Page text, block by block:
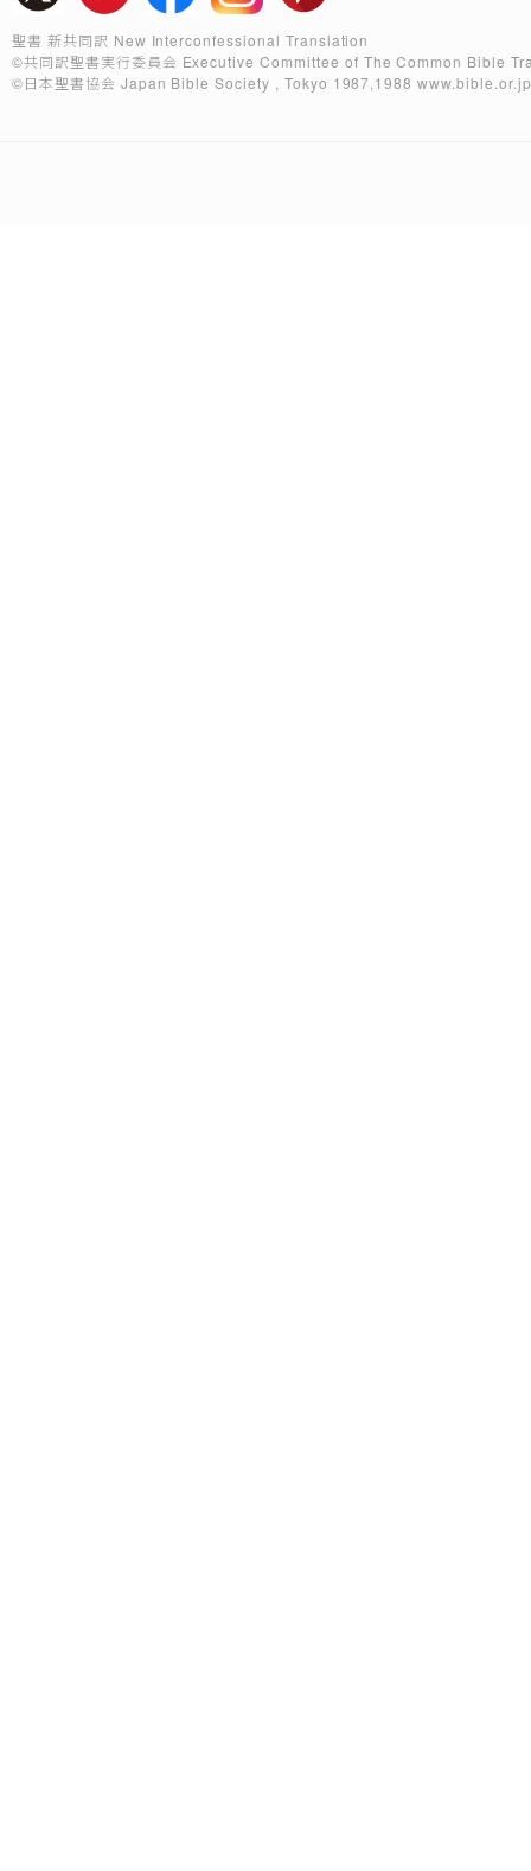
聖書 新共同訳 New Interconfessional Translation
©共同訳聖書実行委員会 Executive Committee of The Common Bible
©日本聖書協会 Japan Bible Society , Tokyo 1987,1988www.bible.or.jp